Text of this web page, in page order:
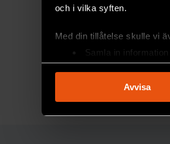
och i vilka syften.
Med din tillåtelse skulle vi
Samla in
Identifiera din enhet
Ta reda på mer om hur
Avvisa